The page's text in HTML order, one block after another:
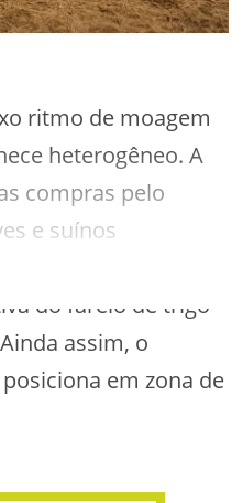
ritmo de moagem
heterogêneo. A
compras pelo
e suínos
do farelo de trigo
assim, o
em zona de